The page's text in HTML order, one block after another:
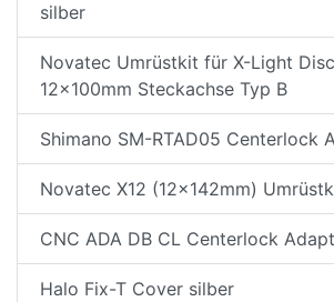
silber
Novatec Umrüstkit für X-Light
12x100mm Steckachse Typ B
Shimano SM-RTAD05 Centerlock
Novatec X12 (12x142mm)
CNC ADA DB CL Centerlock
Halo Fix-T Cover silber